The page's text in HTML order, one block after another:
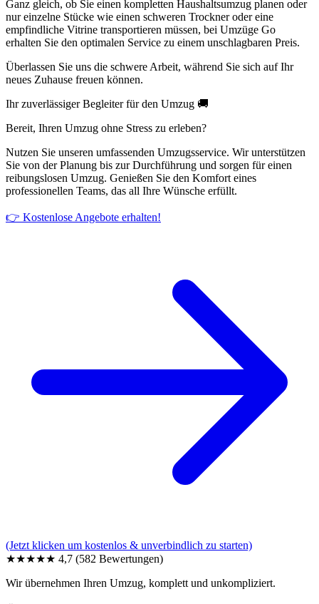
Ganz gleich, ob Sie einen kompletten Haushaltsumzug planen oder
nur einzelne Stücke wie einen schweren Trockner oder eine
empfindliche Vitrine transportieren müssen, bei Umzüge Go
erhalten Sie den optimalen Service zu einem unschlagbaren Preis.
Überlassen Sie uns die schwere Arbeit, während Sie sich auf Ihr
neues Zuhause freuen können.
Ihr zuverlässiger Begleiter für den Umzug 🚚
Bereit, Ihren Umzug ohne Stress zu erleben?
Nutzen Sie unseren umfassenden Umzugsservice. Wir unterstützen
Sie von der Planung bis zur Durchführung und sorgen für einen
reibungslosen Umzug. Genießen Sie den Komfort eines
professionellen Teams, das all Ihre Wünsche erfüllt.
👉 Kostenlose Angebote erhalten!
(Jetzt klicken um kostenlos & unverbindlich zu starten)
★★★★★ 4,7 (582 Bewertungen)
Wir übernehmen Ihren Umzug, komplett und unkompliziert.